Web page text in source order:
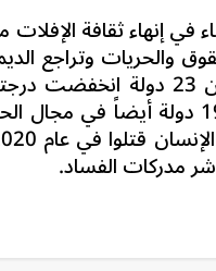
إنهاء ثقافة
والحريات وتراجع
فمن بين 23 دولة
مدركات الفساد بشكل ملحوظ منذ عام 2012، انخفضت درجات